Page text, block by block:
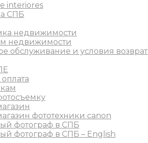
interiores
СПБ
недвижимости
недвижимости
обслуживание и условия
фототехники canon
фотограф в СПБ
фотограф в СПБ – English